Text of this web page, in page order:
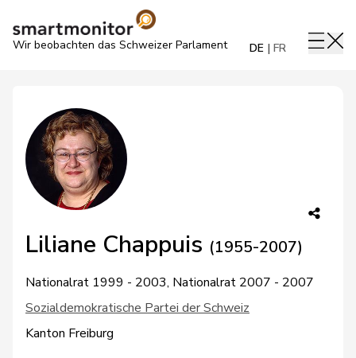
Wir beobachten das Schweizer Parlament DE FR
Liliane Chappuis (1955-2007)
Nationalrat 1999 - 2003, Nationalrat 2007 - 2007
Sozialdemokratische Partei der Schweiz
Kanton Freiburg